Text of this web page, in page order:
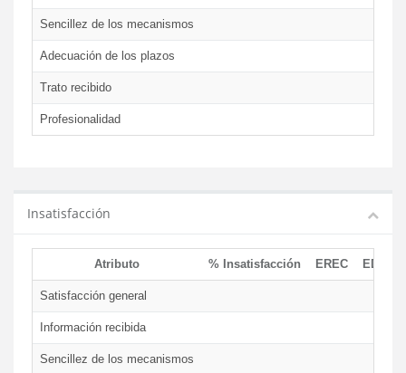
Sencillez de los mecanismos
Adecuación de los plazos
Trato recibido
Profesionalidad
Insatisfacción
Atributo % Insatisfacción EREC EDCEN
Satisfacción general
Información recibida
Sencillez de los mecanismos